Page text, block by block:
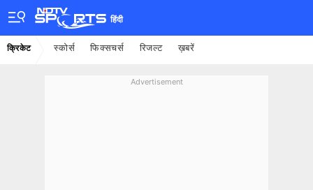
हिंदी
क्रिकेट स्कोर्स फिक्सचर्स रिजल्ट ख़बरें
Advertisement